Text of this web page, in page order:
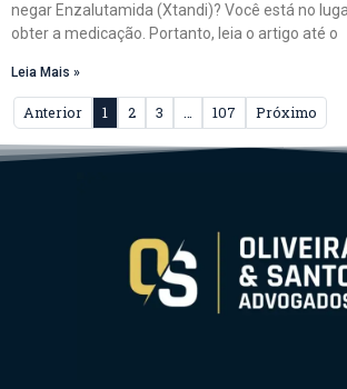
negar Enzalutamida (Xtandi)? Você está no
obter a medicação. Portanto, leia o artigo até o
Leia Mais »
Anterior 1 2 3 107 Próximo